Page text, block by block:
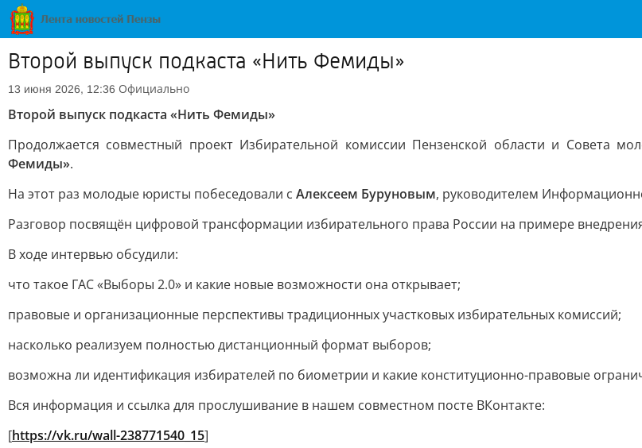
Второй выпуск подкаста «Нить Фемиды»
13 июня 2026, 12:36 Официально
Второй выпуск подкаста «Нить Фемиды»
Продолжается совместный проект Избирательной комиссии Пензенской области и Совета
Фемиды».
На этот раз молодые юристы побеседовали с Алексеем Буруновым, руководителем
Разговор посвящён цифровой трансформации избирательного права России на примере
В ходе интервью обсудили:
что такое ГАС «Выборы 2.0» и какие новые возможности она открывает;
правовые и организационные перспективы традиционных участковых избирательных комиссий;
насколько реализуем полностью дистанционный формат выборов;
возможна ли идентификация избирателей по биометрии и какие конституционно-правовые
Вся информация и ссылка для прослушивание в нашем совместном посте ВКонтакте:
[https://vk.ru/wall-238771540_15]